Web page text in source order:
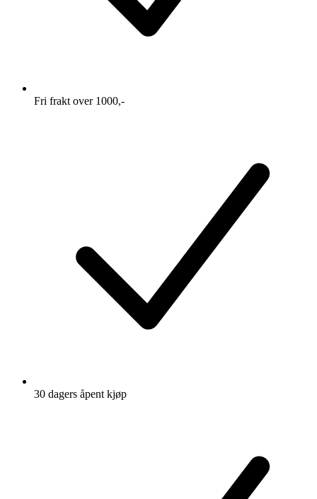
Fri frakt over 1000,-
30 dagers åpent kjøp